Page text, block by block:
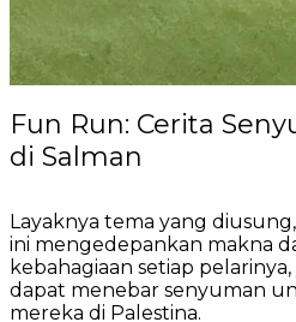
Fun Run: Cerita
di Salman
Layaknya tema yang
ini mengedepankan makna
kebahagiaan setiap
dapat menebar senyuman
mereka di Palestina.